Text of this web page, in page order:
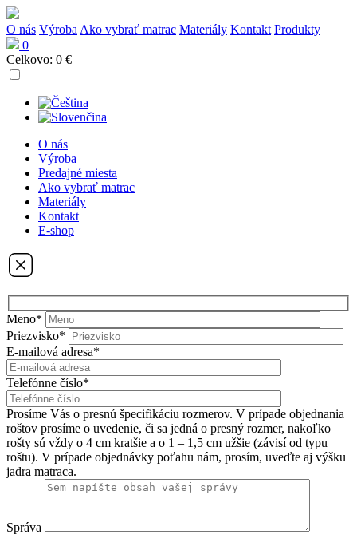
O nás Výroba Ako vybrať matrac Materiály Kontakt Produkty
0
Celkovo: 0 €
O nás
Výroba
Predajné miesta
Ako vybrať matrac
Materiály
Kontakt
E-shop
Meno*
Priezvisko*
E-mailová adresa*
Telefónne číslo*
Prosíme Vás o presnú špecifikáciu rozmerov. V prípade objednania
roštov prosíme o uvedenie, či sa jedná o presný rozmer, nakoľko
rošty sú vždy o 4 cm kratšie a o 1 – 1,5 cm užšie (závisí od typu
roštu). V prípade objednávky poťahu nám, prosím, uveďte aj výšku
jadra matraca.
Správa